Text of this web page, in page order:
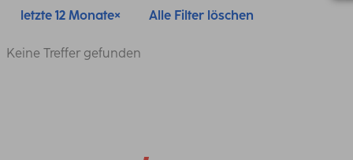
letzte 12 Monate Alle Filter löschen
Keine Treffer gefunden